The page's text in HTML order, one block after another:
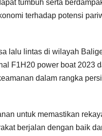
tumbuh serta
terhadap potensi
lalu lintas di wilayah
F1H20 power boat 2023
dalam rangka
untuk memastikan
berjalan dengan baik